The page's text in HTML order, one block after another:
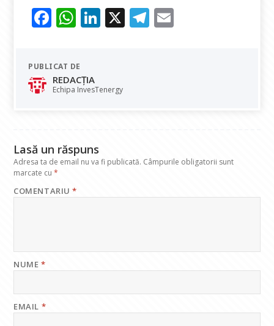
F
e
b
o
W
at
s
A
Li
dI
X T
PUBLICAT DE
REDACȚIA
Echipa InvesTenergy
Lasă un răspuns
Adresa ta de email nu va fi publicată. Câmpurile obligatorii sunt
marcate cu*
COMENTARIU*
NUME*
EMAIL *